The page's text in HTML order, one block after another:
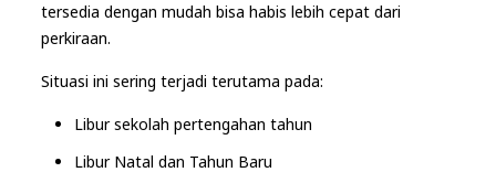
tersedia dengan mudah bisa habis lebih cepat dari
perkiraan.
Situasi ini sering terjadi terutama pada:
Libur sekolah pertengahan tahun
Libur Natal dan Tahun Baru